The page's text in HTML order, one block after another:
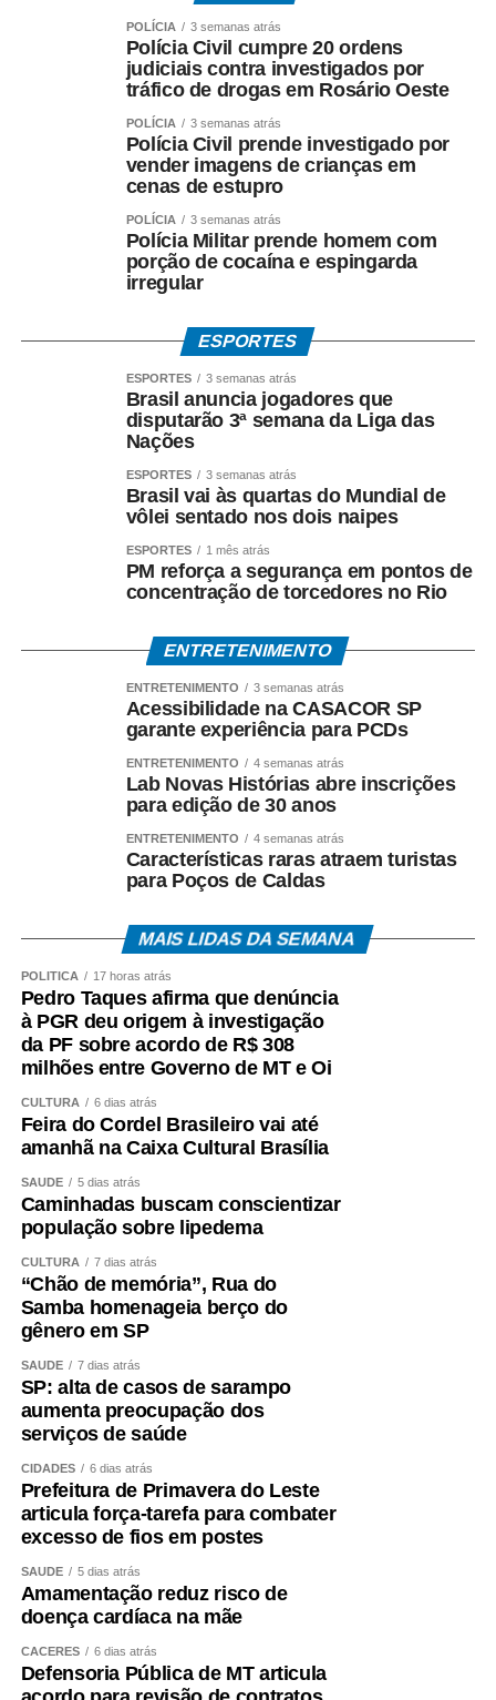
*O que investiga a Polícia Federal*
A Operação Heritage apura se houve irregularidades na
negociação envolvendo recursos públicos destinados ao
Entre os crimes investigados estão: *organização
criminosa, peculato, lavagem de dinheiro, crimes contra o
Sistema Financeiro Nacional e uso de informação
Até o momento, a investigação segue em andamento e
*O que diz Mauro Mendes*
*Mauro Mendes nega todas as acusações.*
Em manifestações públicas, o ex-governador afirma que
respaldo técnico e jurídico, e sustenta que a investigação
esclarecerá a regularidade dos atos praticados durante
sua gestão. Mendes também atribui as acusações ao
ambiente de disputa política.
A Polícia Federal prossegue com a coleta de provas e a
análise dos documentos apreendidos durante a
Operação Heritage.
A existência da investigação não representa condenação,
e todos os investigados têm assegurados os direitos ao
contraditório, à ampla defesa e à presunção de inocência.
O *Espia News* continuará acompanhando o andamento
do caso e trará novas informações à medida que houver
COMENTE ABAIXO:
WhatsApp
Facebook
Twitter
Messenger
LinkedIn
Share
POLÍCIA 3 semanas atrás
Polícia Civil cumpre 20 ordens
judiciais contra investigados por
tráfico de drogas em Rosário Oeste
POLÍCIA 3 semanas atrás
Polícia Civil prende investigado por
vender imagens de crianças em
cenas de estupro
POLÍCIA 3 semanas atrás
Polícia Militar prende homem com
porção de cocaína e espingarda
irregular
ESPORTES
ESPORTES 3 semanas atrás
Brasil anuncia jogadores que
disputarão 3ª semana da Liga das
Nações
ESPORTES 3 semanas atrás
Brasil vai às quartas do Mundial de
vôlei sentado nos dois naipes
ESPORTES 1 mês atrás
PM reforça a segurança em pontos de
concentração de torcedores no Rio
ENTRETENIMENTO
ENTRETENIMENTO 3 semanas atrás
Acessibilidade na CASACOR SP
garante experiência para PCDs
ENTRETENIMENTO 4 semanas atrás
Lab Novas Histórias abre inscrições
para edição de 30 anos
ENTRETENIMENTO 4 semanas atrás
Características raras atraem turistas
para Poços de Caldas
MAIS LIDAS DA SEMANA
POLÍTICA 17 horas atrás
Pedro Taques afirma que denúncia
à PGR deu origem à investigação
da PF sobre acordo de R$ 308
milhões entre Governo de MT e Oi
CULTURA 6 dias atrás
Feira do Cordel Brasileiro vai até
amanhã na Caixa Cultural Brasília
SAÚDE 5 dias atrás
Caminhadas buscam conscientizar
população sobre lipedema
CULTURA 7 dias atrás
“Chão de memória”, Rua do
Samba homenageia berço do
gênero em SP
SAÚDE 7 dias atrás
SP: alta de casos de sarampo
aumenta preocupação dos
serviços de saúde
CIDADES 6 dias atrás
Prefeitura de Primavera do Leste
articula força-tarefa para combater
excesso de fios em postes
SAÚDE 5 dias atrás
Amamentação reduz risco de
doença cardíaca na mãe
CÁCERES 6 dias atrás
Defensoria Pública de MT articula